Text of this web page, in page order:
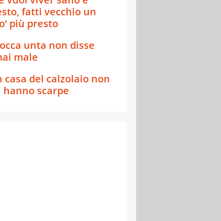
fatti vecchio un
più presto
unta non disse
male
casa del calzolaio non
hanno scarpe